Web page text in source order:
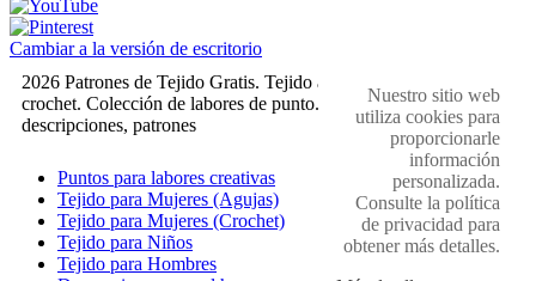
Cambiar a la versión de escritorio
2026 Patrones de Tejido Gratis. Tejido a dos agujas y
crochet. Colección de labores de punto. Muestras,
descripciones, patrones
Puntos para labores creativas
Tejido para Mujeres (Agujas)
Tejido para Mujeres (Crochet)
Tejido para Niños
Tejido para Hombres
Nuestro sitio web
utiliza cookies para
proporcionarle
información
personalizada.
Consulte la política
de privacidad para
obtener más detalles.